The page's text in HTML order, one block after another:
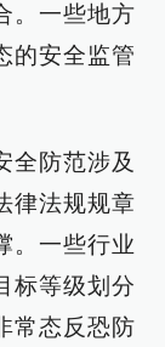
。一些地方
的安全监管
全防范涉及
律法规规章
。一些行业
标等级划分
常态反恐防